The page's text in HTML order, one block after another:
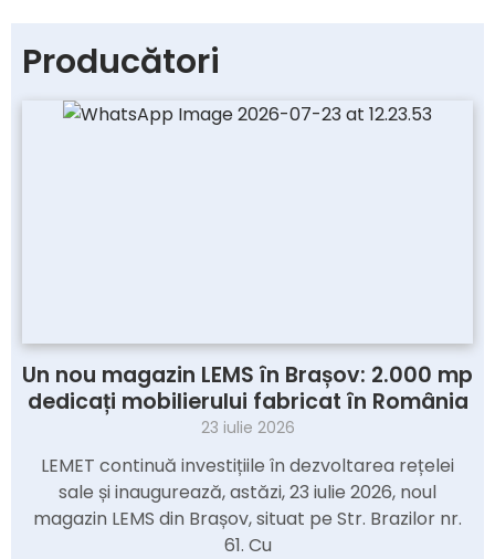
Producători
Un nou magazin LEMS în Brașov: 2.000 mp
dedicați mobilierului fabricat în România
23 iulie 2026
LEMET continuă investițiile în dezvoltarea rețelei
sale și inaugurează, astăzi, 23 iulie 2026, noul
magazin LEMS din Brașov, situat pe Str. Brazilor nr.
61. Cu